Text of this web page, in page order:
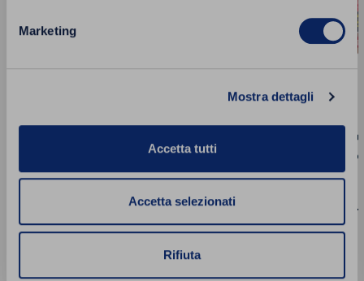
Marketing
Mostra dettagli
Accetta tutti
Accetta selezionati
Rifiuta
Sugo Fresco ai 4 Formaggi – 85g
85 g
1.99 € Acquista
Pesto
Secchi e
85 g
1.99 €